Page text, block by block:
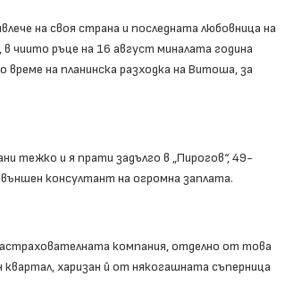
на своя страна и последната любовница на
чиито ръце на 16 август миналата година
на планинска разходка на Витоша, за
тежко и я прати задълго в „Пирогов“, 49-
консултант на огромна заплата.
компания, отделно от това
харизан й от някогашната съперница